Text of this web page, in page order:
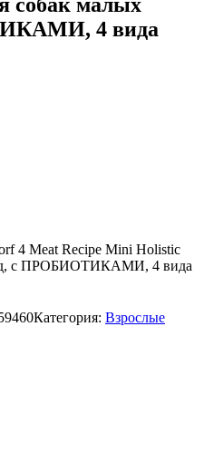
4 вида
4 Meat Recipe Mini Holistic
с ПРОБИОТИКАМИ, 4 вида
Категория: Взрослые